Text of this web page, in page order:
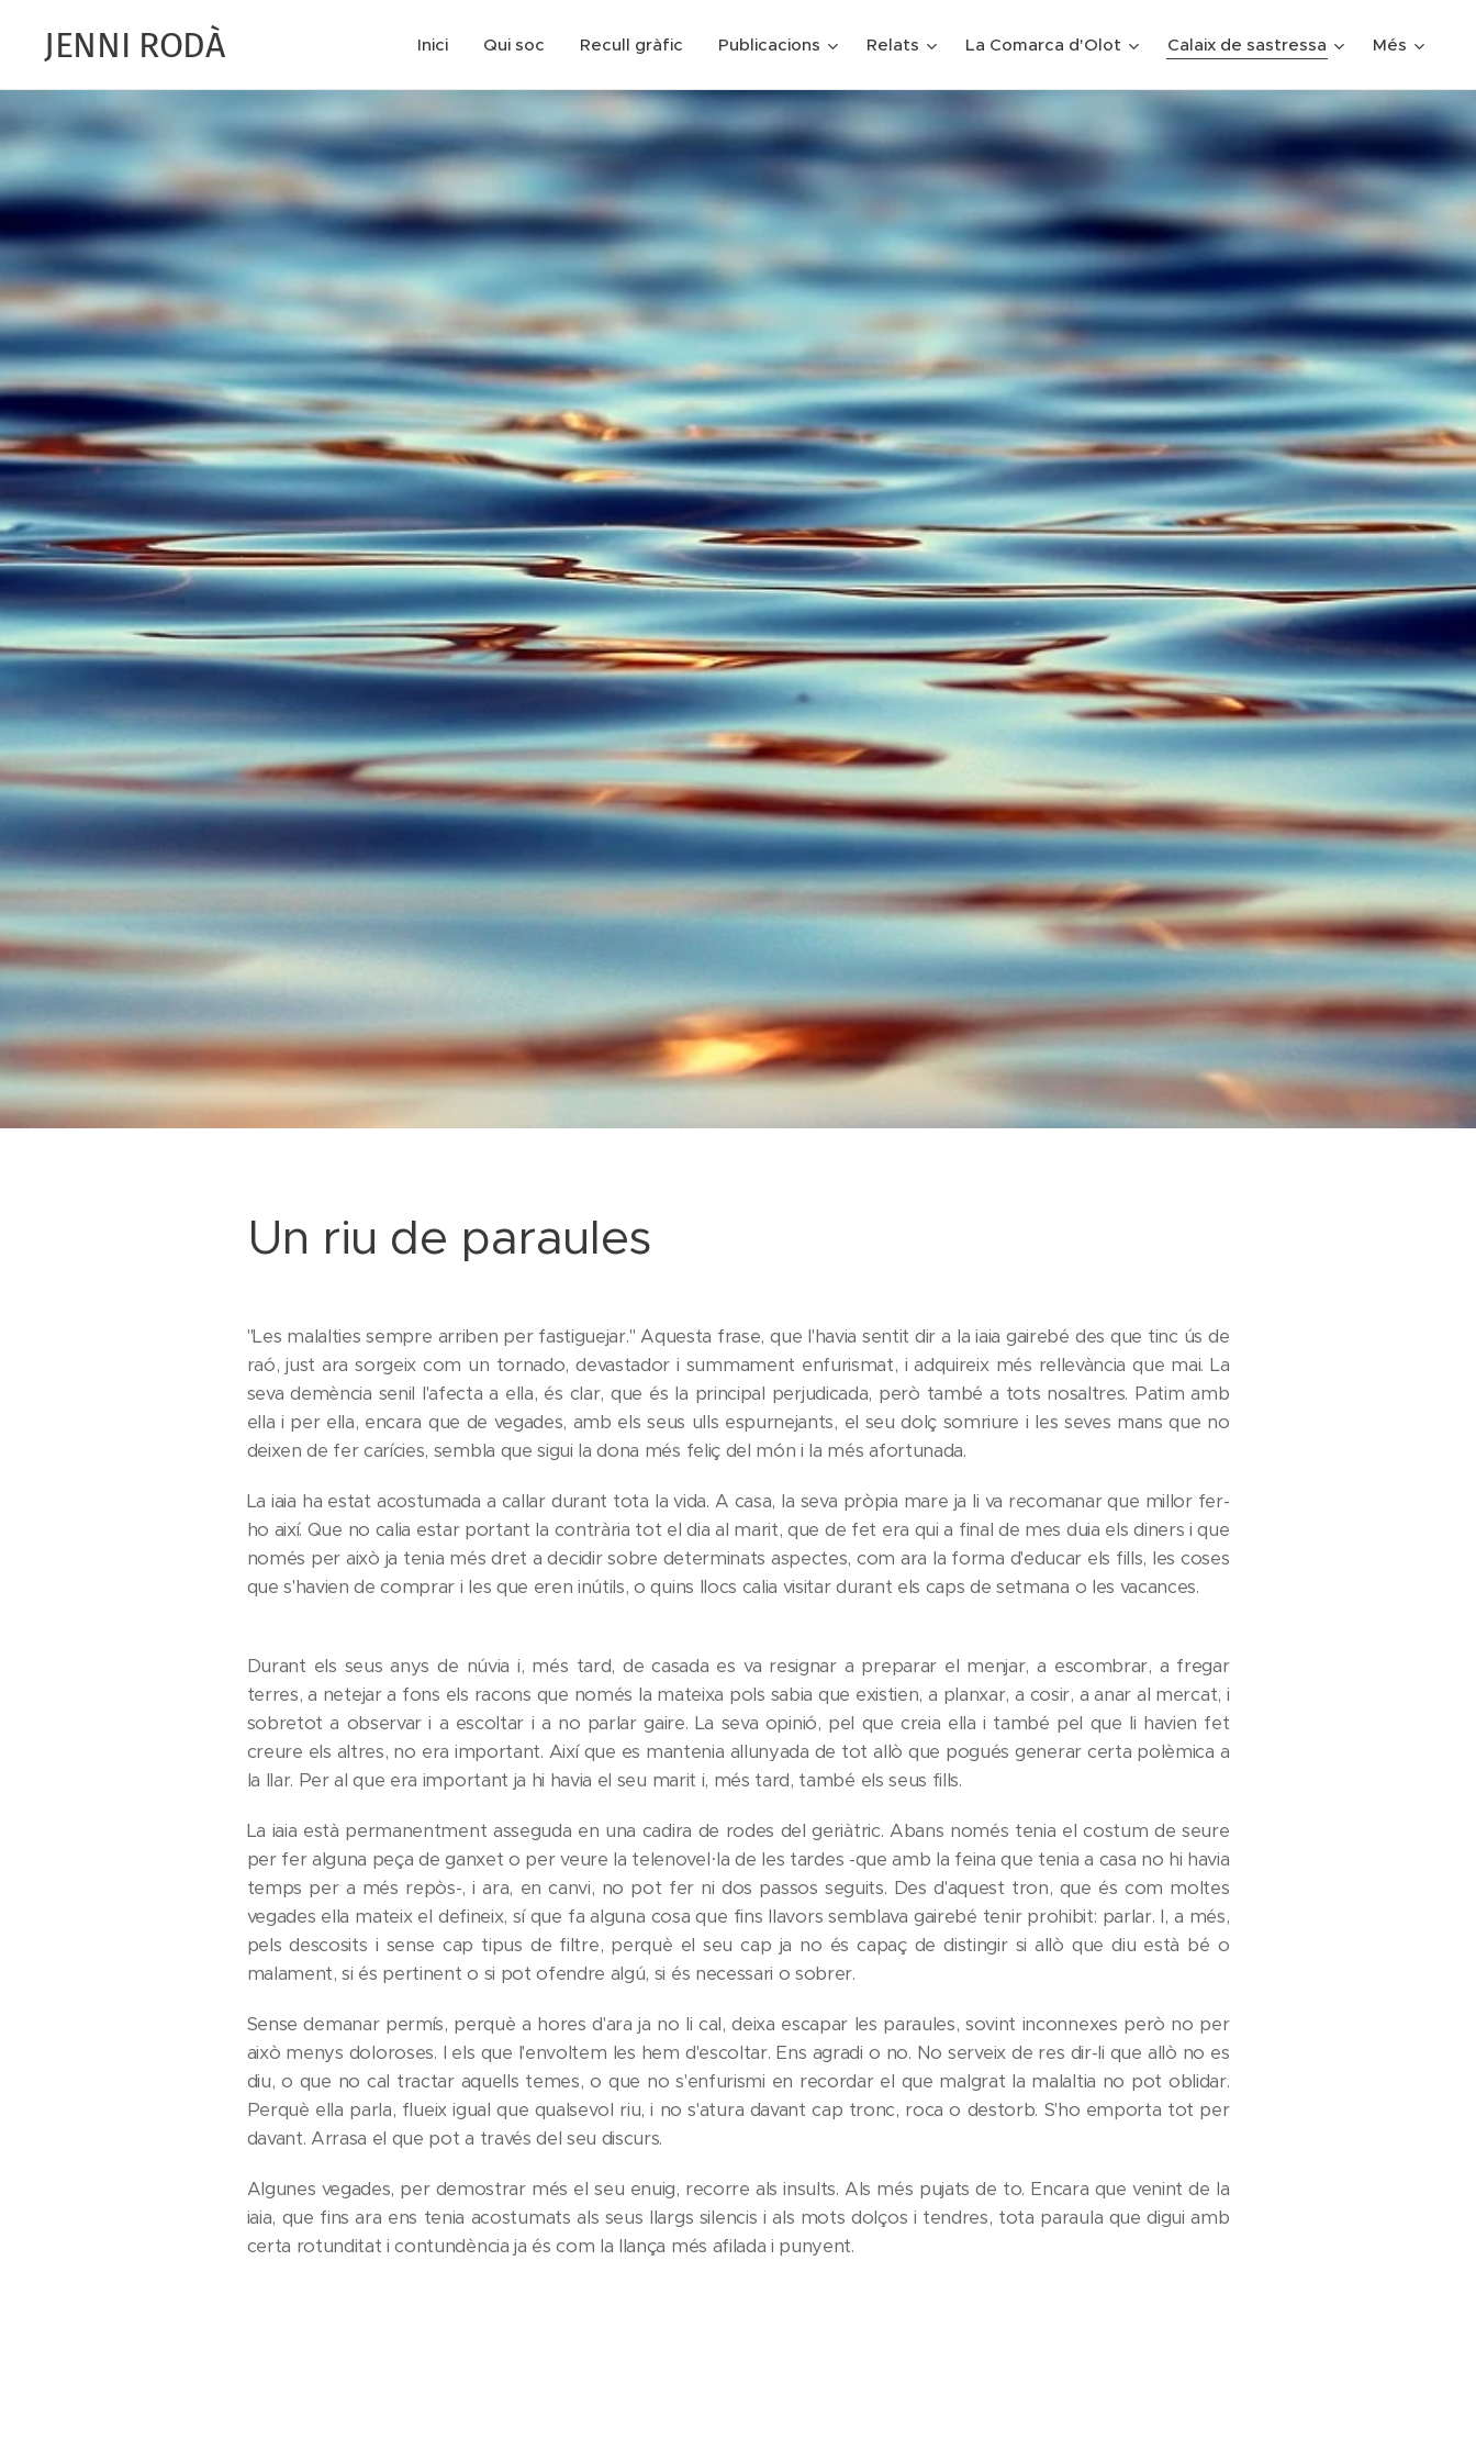
JENNI RODÀ Inici Qui soc Recull gràfic Publicacions Relats La Comarca d'Olot Calaix de sastressa Més
Un riu de paraules
"Les malalties sempre arriben per fastiguejar." Aquesta frase, que l'havia sentit dir a la iaia gairebé des que tinc ús de
raó, just ara sorgeix com un tornado, devastador i summament enfurismat, i adquireix més rellevància que mai. La
seva demència senil l'afecta a ella, és clar, que és la principal perjudicada, però també a tots nosaltres. Patim amb
ella i per ella, encara que de vegades, amb els seus ulls espurnejants, el seu dolç somriure i les seves mans que no
deixen de fer carícies, sembla que sigui la dona més feliç del món i la més afortunada.
La iaia ha estat acostumada a callar durant tota la vida. A casa, la seva pròpia mare ja li va recomanar que millor fer-
ho així. Que no calia estar portant la contrària tot el dia al marit, que de fet era qui a final de mes duia els diners i que
només per això ja tenia més dret a decidir sobre determinats aspectes, com ara la forma d'educar els fills, les coses
que s'havien de comprar i les que eren inútils, o quins llocs calia visitar durant els caps de setmana o les vacances.
Durant els seus anys de núvia i, més tard, de casada es va resignar a preparar el menjar, a escombrar, a fregar
terres, a netejar a fons els racons que només la mateixa pols sabia que existien, a planxar, a cosir, a anar al mercat, i
sobretot a observar i a escoltar i a no parlar gaire. La seva opinió, pel que creia ella i també pel que li havien fet
creure els altres, no era important. Així que es mantenia allunyada de tot allò que pogués generar certa polèmica a
la llar. Per al que era important ja hi havia el seu marit i, més tard, també els seus fills.
La iaia està permanentment asseguda en una cadira de rodes del geriàtric. Abans només tenia el costum de seure
per fer alguna peça de ganxet o per veure la telenovel·la de les tardes -que amb la feina que tenia a casa no hi havia
temps per a més repòs-, i ara, en canvi, no pot fer ni dos passos seguits. Des d'aquest tron, que és com moltes
vegades ella mateix el defineix, sí que fa alguna cosa que fins llavors semblava gairebé tenir prohibit: parlar. I, a més,
pels descosits i sense cap tipus de filtre, perquè el seu cap ja no és capaç de distingir si allò que diu està bé o
malament, si és pertinent o si pot ofendre algú, si és necessari o sobrer.
Sense demanar permís, perquè a hores d'ara ja no li cal, deixa escapar les paraules, sovint inconnexes però no per
això menys doloroses. I els que l'envoltem les hem d'escoltar. Ens agradi o no. No serveix de res dir-li que allò no es
diu, o que no cal tractar aquells temes, o que no s'enfurismi en recordar el que malgrat la malaltia no pot oblidar.
Perquè ella parla, flueix igual que qualsevol riu, i no s'atura davant cap tronc, roca o destorb. S'ho emporta tot per
davant. Arrasa el que pot a través del seu discurs.
Algunes vegades, per demostrar més el seu enuig, recorre als insults. Als més pujats de to. Encara que venint de la
iaia, que fins ara ens tenia acostumats als seus llargs silencis i als mots dolços i tendres, tota paraula que digui amb
certa rotunditat i contundència ja és com la llança més afilada i punyent.